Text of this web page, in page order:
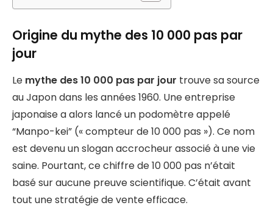
Origine du mythe des 10 000 pas par
jour
Le mythe des 10 000 pas par jour trouve sa source
au Japon dans les années 1960. Une entreprise
japonaise a alors lancé un podomètre appelé
“Manpo-kei” (« compteur de 10 000 pas »). Ce nom
est devenu un slogan accrocheur associé à une vie
saine. Pourtant, ce chiffre de 10 000 pas n’était
basé sur aucune preuve scientifique. C’était avant
tout une stratégie de vente efficace.